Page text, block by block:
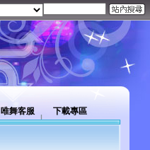
唯舞客服 下載專區